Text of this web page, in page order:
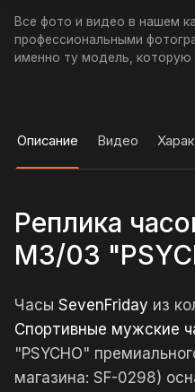
Все фото и видео в нашем
профессиональными
именно ту модель, которую
Описание Видео
Реплика
M3/03
Часы SevenFriday из
Спортивные мужские
"PSYCHO"
магазина: SF-0298)